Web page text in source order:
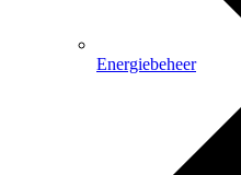
Energiebeheer